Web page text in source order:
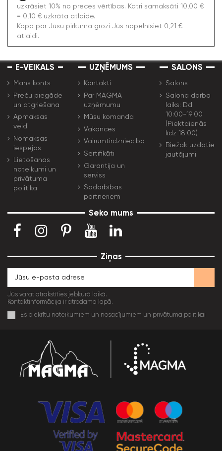
uzkrāsiet 10% no preces vērtības. Katri samaksāti 10,00 €
= 0,10 € uzkrāta atlaide.
Kopā par Jūsu pirkuma grozi Jūs nopelnīsiet 0,21 €
atlaidi.
E-VEIKALS
Mans konts
Preču piegāde
un atgriešana
Apmaksas
veidi
Nomaksas
iespējas
Lietošanas
noteikumi un
privātuma
politika
UZŅĒMUMS
Kontakti
Par MAGMA
uzņēmumu
Mūsu komanda
Vakances
Vairumtirdzniecība
Sertifikāti
Garantija un
serviss
Sadarbības
partneriem
SALONS
Salons
Salona darba
laiks: Dd.
10:00-19:00
(Piektdienās
līdz 18:00)
Biežāk uzdotie
jautājumi
Seko mums
Ziņas
Jūs varat atrakstīties jebkurā laikā.
Kontaktinformācija ir atrodama lapā.
Es piekrītu noteikumiem un nosacījumiem un privātuma politikai